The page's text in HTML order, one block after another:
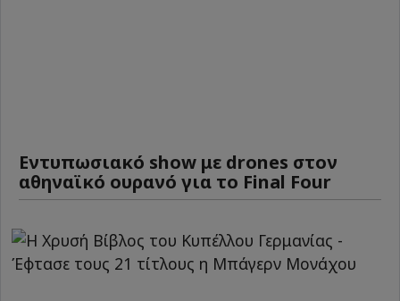
Εντυπωσιακό show με drones στον
αθηναϊκό ουρανό για το Final Four